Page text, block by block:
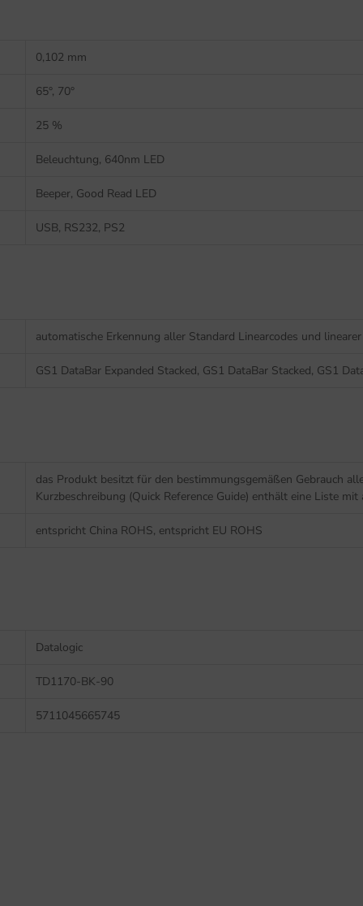
0,102 mm
65°, 70°
25 %
Beleuchtung, 640nm LED
Beeper, Good Read LED
USB, RS232, PS2
automatische Erkennung aller Standard Linearcodes und
GS1 DataBar Expanded Stacked, GS1 DataBar Stacked, GS1
das Produkt besitzt für den bestimmungsgemäßen Gebrauch
Kurzbeschreibung (Quick Reference Guide) enthält eine Liste
entspricht China ROHS, entspricht EU ROHS
Datalogic
TD1170-BK-90
5711045665745